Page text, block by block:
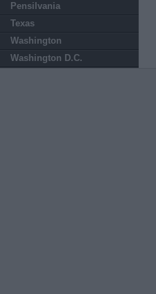
Pensilvania
Texas
Washington
Washington D.C.